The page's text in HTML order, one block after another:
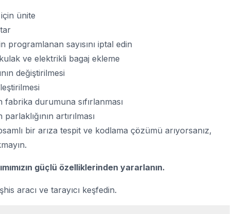
ünite
programlanan sayısını iptal edin
ve elektrikli bagaj ekleme
değiştirilmesi
fabrika durumuna sıfırlanması
artırılması
bir arıza tespit ve kodlama çözümü arıyorsanız,
güçlü özelliklerinden yararlanın.
aracı ve tarayıcı keşfedin.